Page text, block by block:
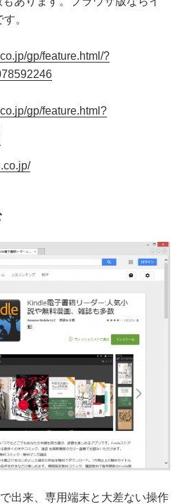
。
gp/feature.html/?
gp/feature.html?
出来、専用端末と大差ない操作